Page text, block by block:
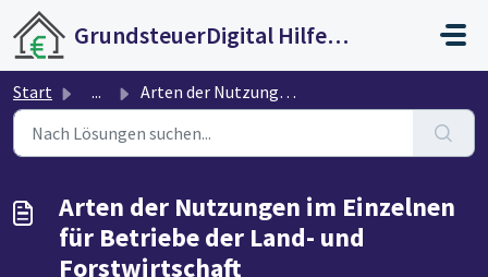
Zum hauptsächlichen Inhalt gehen
GrundsteuerDigital Hilfecenter
Start ... Arten der Nutzungen im Einzelnen für Betriebe der Land- u...
Arten der Nutzungen im Einzelnen
für Betriebe der Land- und
Forstwirtschaft